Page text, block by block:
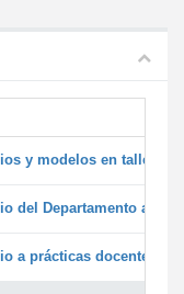
y modelos en
del Departamento a la
a prácticas docentes y